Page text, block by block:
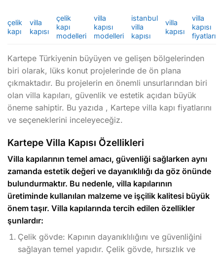
çelik
kapı
villa
kapısı
çelik
kapı
modelleri
villa
kapısı
modelleri
istanbul
villa
kapısı
villa
kapısı
villa
kapısı
fiyatları
Kartepe Türkiyenin büyüyen ve gelişen bölgelerinden
biri olarak, lüks konut projelerinde de ön plana
çıkmaktadır. Bu projelerin en önemli unsurlarından biri
olan villa kapıları, güvenlik ve estetik açıdan büyük
öneme sahiptir. Bu yazıda , Kartepe villa kapı fiyatlarını
ve seçeneklerini inceleyeceğiz.
Kartepe Villa Kapısı Özellikleri
Villa kapılarının temel amacı, güvenliği sağlarken aynı
zamanda estetik değeri ve dayanıklılığı da göz önünde
bulundurmaktır. Bu nedenle, villa kapılarının
üretiminde kullanılan malzeme ve işçilik kalitesi büyük
önem taşır. Villa kapılarında tercih edilen özellikler
şunlardır:
Çelik gövde: Kapının dayanıklılığını ve güvenliğini
sağlayan temel yapıdır. Çelik gövde, hırsızlık ve